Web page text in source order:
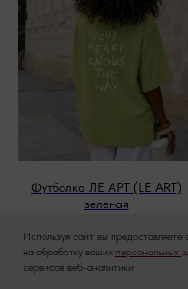
Футболка ЛЕ АРТ (LE ART)
зеленая
2 590
Используя сайт, вы предоставляете
на обработку ваших персональных
сервисов веб-аналитики